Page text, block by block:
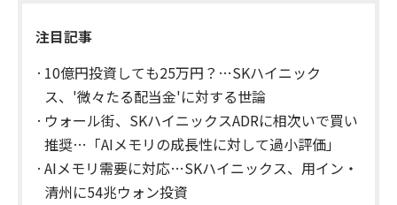
注目記事
10億円投資しても25万円？…SKハイニック
ス、'微々たる配当金'に対する世論
ウォール街、SKハイニックスADRに相次いで買い
推奨…「AIメモリの成長性に対して過小評価」
AIメモリ需要に対応…SKハイニックス、用イン・
清州に54兆ウォン投資